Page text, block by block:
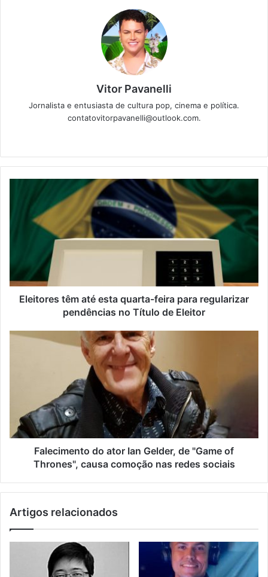
Vitor Pavanelli
Jornalista e entusiasta de cultura pop, cinema e política.
contatovitorpavanelli@outlook.com.
Eleitores têm até esta quarta-feira para regularizar
pendências no Título de Eleitor
Falecimento do ator Ian Gelder, de "Game of
Thrones", causa comoção nas redes sociais
Artigos relacionados